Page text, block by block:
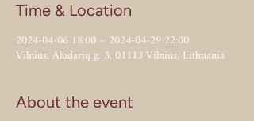
Time & Location
2024-04-06 18:00 – 2024-04-29 22:00
Vilnius, Aludarių g. 3, 01113 Vilnius, Lithuania
About the event